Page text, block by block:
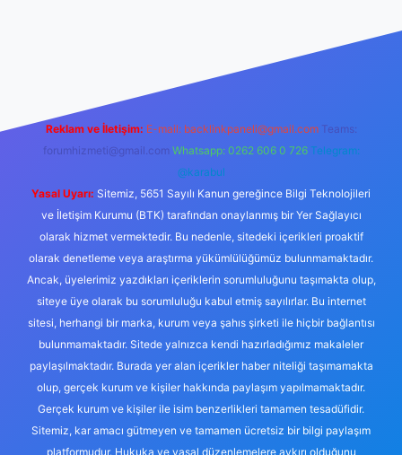
Reklam ve İletişim: E-mail: backlinkpaneli@gmail.com Teams:
forumhizmeti@gmail.com Whatsapp: 0262 606 0 726 Telegram:
@karabul
Yasal Uyarı: Sitemiz, 5651 Sayılı Kanun gereğince Bilgi Teknolojileri
ve İletişim Kurumu (BTK) tarafından onaylanmış bir Yer Sağlayıcı
olarak hizmet vermektedir. Bu nedenle, sitedeki içerikleri proaktif
olarak denetleme veya araştırma yükümlülüğümüz bulunmamaktadır.
Ancak, üyelerimiz yazdıkları içeriklerin sorumluluğunu taşımakta olup,
siteye üye olarak bu sorumluluğu kabul etmiş sayılırlar. Bu internet
sitesi, herhangi bir marka, kurum veya şahıs şirketi ile hiçbir bağlantısı
bulunmamaktadır. Sitede yalnızca kendi hazırladığımız makaleler
paylaşılmaktadır. Burada yer alan içerikler haber niteliği taşımamakta
olup, gerçek kurum ve kişiler hakkında paylaşım yapılmamaktadır.
Gerçek kurum ve kişiler ile isim benzerlikleri tamamen tesadüfidir.
Sitemiz, kar amacı gütmeyen ve tamamen ücretsiz bir bilgi paylaşım
platformudur. Hukuka ve yasal düzenlemelere aykırı olduğunu